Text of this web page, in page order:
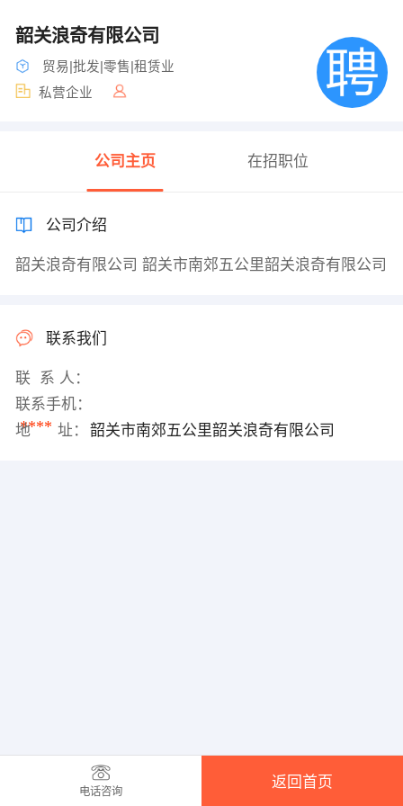
韶关浪奇有限公司
贸易|批发|零售|租赁业
私营企业
公司主页 在招职位
公司介绍
韶关浪奇有限公司 韶关市南郊五公里韶关浪奇有限公司
联系我们
联 系 人：
联系手机：
****
地 址： 韶关市南郊五公里韶关浪奇有限公司
电话咨询
返回首页